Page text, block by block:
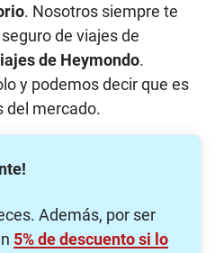
. Nosotros siempre te
de viajes de
de Heymondo.
y podemos decir que es
del mercado.
Además, por ser
5% de descuento si lo